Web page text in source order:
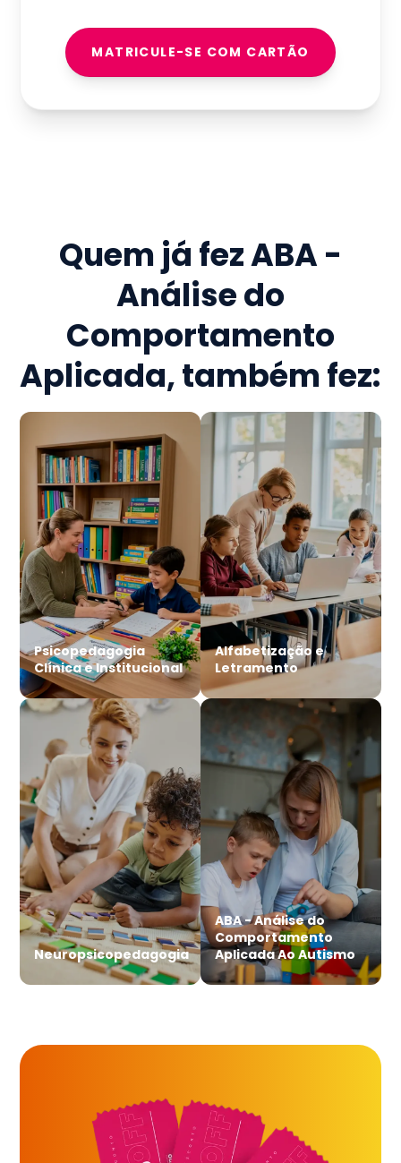
MATRICULE-SE COM CARTÃO
Quem já fezABA -
Análise do
Comportamento
Aplicada, também fez:
Psicopedagogia
Clínica e Institucional
Alfabetização e
Letramento
Neuropsicopedagogia
ABA - Análise do
Comportamento
Aplicada Ao Autismo